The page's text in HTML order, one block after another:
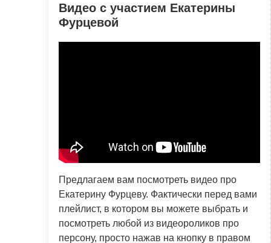
Видео с участием Екатерины
Фурцевой
Предлагаем вам посмотреть видео про
Екатерину Фурцеву. Фактически перед вами
плейлист, в котором вы можете выбрать и
посмотреть любой из видеороликов про
персону, просто нажав на кнопку в правом